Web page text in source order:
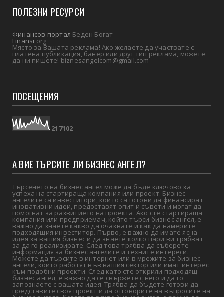
ПОЛЕЗНИ РЕСУРСИ
Финансов портал Беден Богат
Finansi org
Място за Вашата реклама! Ако желаете да участвате с
платена публикация, банер или друг тип реклама, можете
да ни пишете! biznesangelcom@gmail.com
ПОСЕЩЕНИЯ
21 7102
А ВИЕ ТЪРСИТЕ ЛИ БИЗНЕС АНГЕЛ?
Търсенето на бизнес ангел може да бъде ключово за
успеха на стартираща компания или проект. Бизнес
ангелите са инвеститори, които са готови да финансират
иновативни идеи, предоставят опит и съвети и могат да
помогнат за развитието на проекта. Ако сте стартираща
компания или предприемач, който търси бизнес ангел, е
важно да знаете какво да очаквате и как да намерите
подходящия инвеститор. Първо, е важно да имате ясна
идея за вашия бизнес и да знаете колко пари ви трябват
за да го реализирате. След това трябва да съберете
информация за бизнес ангелите и техните интереси.
Можете да търсите в интернет или в мрежите за бизнес
ангели, които работят във вашия сектор или имат интерес
към подобни проекти. След като сте открили подходящ
бизнес ангел, е важно да се свържете с него и да го
запознаете с вашата идея. Трябва да бъдете готови да
представите своя проект и да отговорите на въпросите на